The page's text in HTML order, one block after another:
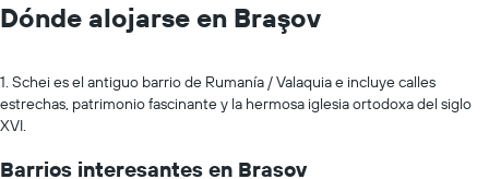
Dónde alojarse en Braşov
1. Schei es el antiguo barrio de Rumanía / Valaquia e incluye calles
estrechas, patrimonio fascinante y la hermosa iglesia ortodoxa del siglo
XVI.
Barrios interesantes en Brasov